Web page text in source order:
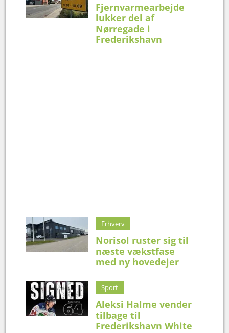
Fjernvarmearbejde
lukker del af
Nørregade i
Frederikshavn
Erhverv
Norisol ruster sig til
næste vækstfase
med ny hovedejer
Sport
Aleksi Halme vender
tilbage til
Frederikshavn White